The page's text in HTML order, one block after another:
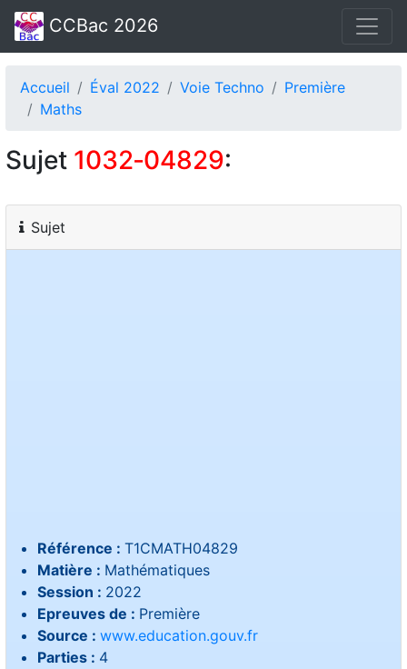
CCBac 2026
Accueil Éval 2022 Voie Techno
Première
Maths
Sujet 1032‑04829:
Sujet
Référence : T1CMATH04829
Matière : Mathématiques
Session : 2022
Epreuves de : Première
Source : www.education.gouv.fr
Parties : 4